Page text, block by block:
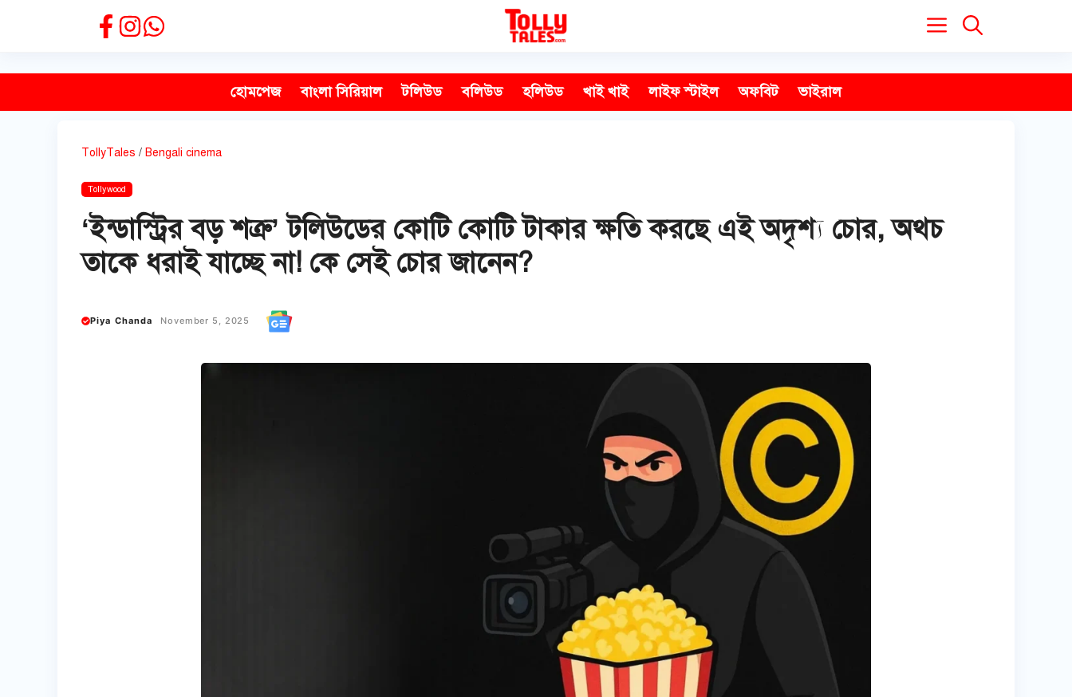
হোমপেজ বাংলা সিরিয়াল টলিউড বলিউড হলিউড খাই খাই লাইফ স্টাইল অফবিট ভাইরাল
TollyTales / Bengali cinema
Tollywood
‘ইন্ডাস্ট্রির বড় শত্রু’ টলিউডের কোটি কোটি টাকার ক্ষতি করছে এই অদৃশ্য চোর, অথচ
তাকে ধরাই যাচ্ছে না! কে সেই চোর জানেন?
Piya Chanda November 5, 2025